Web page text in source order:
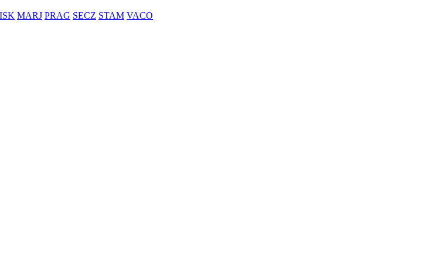
MARJ PRAG SECZ STAM VACO